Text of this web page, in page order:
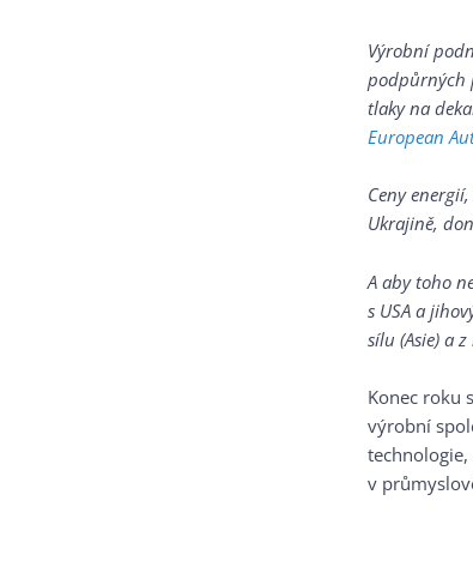
Výrobní
podpůrných
tlaky na
European
Ceny
Ukrajině,
A aby toho
s USA a
sílu (Asie) a
Konec roku
výrobní
v